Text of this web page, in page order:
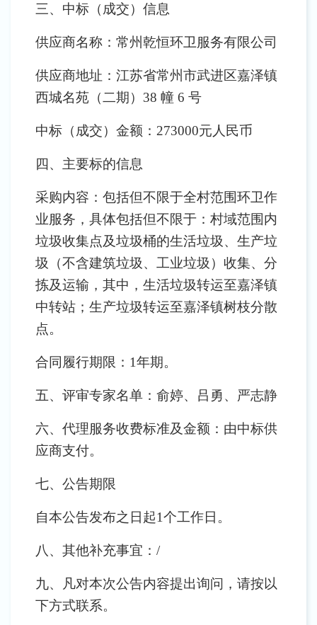
三、中标（成交）信息
供应商名称：常州乾恒环卫服务有限公司
供应商地址：江苏省常州市武进区嘉泽镇
西城名苑（二期） 38 幢 6 号
中标（成交）金额： 273000元人民币
四、主要标的信息
采购内容：包括但不限于全村范围环卫作
业服务，具体包括但不限于： 村域范围内
垃圾收集点及垃圾桶的生活垃圾、生产垃
圾（不含建筑垃圾、工业垃圾）收集、分
拣及运输，其中，生活垃圾转运至嘉泽镇
中转站；生产垃圾转运至嘉泽镇树枝分散
点。
合同履行期限： 1年期。
五、评审专家名单：俞婷、吕勇、严志静
六、代理服务收费标准及金额：由中标供
应商支付。
七、公告期限
自本公告发布之日起1个工作日。
八、其他补充事宜： /
九、凡对本次公告内容提出询问，请按以
下方式联系。